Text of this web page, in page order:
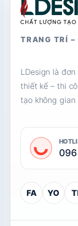
TRANG TRÍ –
LDesign là
thiết kế – thi
tạo không
FA YO